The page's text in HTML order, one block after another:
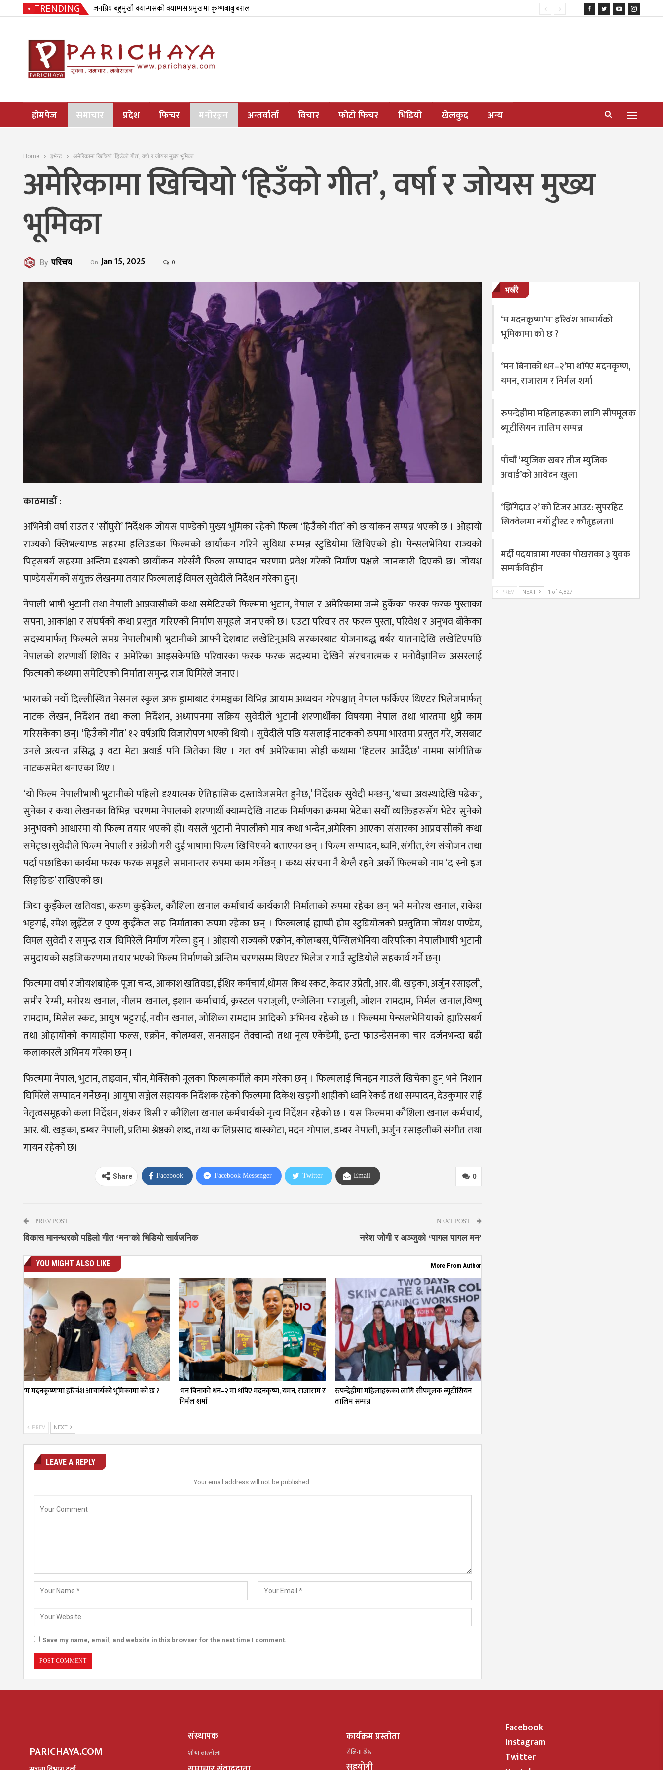
TRENDING जनप्रिय बहुमुखी क्याम्पसको क्याम्पस प्रमुखमा कृष्णबाबु बराल
होमपेज समाचार प्रदेश फिचर मनोरञ्जन अन्तर्वार्ता विचार फोटो फिचर भिडियो खेलकुद अन्य
Home इभेन्ट अमेरिकामा खिचियो ‘हिउँको गीत’, वर्षा र जोयस मुख्य भूमिका
अमेरिकामा खिचियो ‘हिउँको गीत’, वर्षा र जोयस मुख्य
भूमिका
By परिचय On Jan 15, 2025 0
काठमाडौँ :
अभिनेत्री वर्षा राउत र ‘साँघुरो’ निर्देशक जोयस पाण्डेको मुख्य भूमिका रहेको फिल्म ‘हिउँको गीत’ को छायांकन सम्पन्न भएको छ । ओहायो
राज्यको क्लिभल्याण्ड सहरमा हलिउडका फिल्मको छायाँकन गरिने सुविधा सम्पन्न स्टुडियोमा खिचिएको हो। पेन्सलभेनिया राज्यको
पिट्सबर्ग सहरमा अन्तिम दृश्यको छायाँकन गरेसँगै फिल्म सम्पादन चरणमा प्रवेश गरेको निर्माण पक्षले जानकारी दिएको छ। जोयश
पाण्डेयसँगको संयुक्त लेखनमा तयार फिल्मलाई विमल सुवेदीले निर्देशन गरेका हुन्।
नेपाली भाषी भुटानी तथा नेपाली आप्रवासीको कथा समेटिएको फिल्ममा भुटान, नेपाल र अमेरिकामा जन्मे हुर्केका फरक फरक पुस्ताका
सपना, आकांक्षा र संघर्षको कथा प्रस्तुत गरिएको निर्माण समूहले जनाएको छ। एउटा परिवार तर फरक पुस्ता, परिवेश र अनुभव बोकेका
सदस्यमार्फत् फिल्मले समग्र नेपालीभाषी भुटानीको आफ्नै देशबाट लखेटिनुअघि सरकारबाट योजनाबद्ध बर्बर यातनादेखि लखेटिएपछि
नेपालको शरणार्थी शिविर र अमेरिका आइसकेपछि परिवारका फरक फरक सदस्यमा देखिने संरचनात्मक र मनोवैज्ञानिक असरलाई
फिल्मको कथ्यमा समेटिएको निर्माता समुन्द्र राज घिमिरेले जनाए।
भारतको नयाँ दिल्लीस्थित नेसनल स्कुल अफ ड्रामाबाट रंगमञ्चका विभिन्न आयाम अध्ययन गरेपश्चात् नेपाल फर्किएर थिएटर भिलेजमार्फत्
नाटक लेखन, निर्देशन तथा कला निर्देशन, अध्यापनमा सक्रिय सुवेदीले भुटानी शरणार्थीका विषयमा नेपाल तथा भारतमा थुप्रै काम
गरिसकेका छन्। ‘हिउँको गीत’ १२ वर्षअघि विजारोपण भएको थियो । सुवेदीले पछि यसलाई नाटकको रुपमा भारतमा प्रस्तुत गरे, जसबाट
उनले अत्यन्त प्रसिद्ध ३ वटा मेटा अवार्ड पनि जितेका थिए । गत वर्ष अमेरिकामा सोही कथामा ‘हिटलर आउँदैछ’ नाममा सांगीतिक
नाटकसमेत बनाएका थिए ।
‘यो फिल्म नेपालीभाषी भुटानीको पहिलो दृश्यात्मक ऐतिहासिक दस्तावेजसमेत हुनेछ,’ निर्देशक सुवेदी भन्छन्, ‘बच्चा अवस्थादेखि पढेका,
सुनेका र कथा लेखनका विभिन्न चरणमा नेपालको शरणार्थी क्याम्पदेखि नाटक निर्माणका क्रममा भेटेका सयौँ व्यक्तिहरुसँग भेटेर सुनेको
अनुभवको आधारमा यो फिल्म तयार भएको हो। यसले भुटानी नेपालीको मात्र कथा भन्दैन,अमेरिका आएका संसारका आप्रवासीको कथा
समेट्छ।सुवेदीले फिल्म नेपाली र अंग्रेजी गरी दुई भाषामा फिल्म खिचिएको बताएका छन् । फिल्म सम्पादन, ध्वनि, संगीत, रंग संयोजन तथा
पर्दा पछाडिका कार्यमा फरक फरक समूहले समानान्तर रुपमा काम गर्नेछन् । कथ्य संरचना नै बेग्लै रहने अर्को फिल्मको नाम ‘द स्नो इज
सिङ्ङिङ’ राखिएको छ।
जिया कुइँकेल खतिवडा, करुण कुइँकेल, कौशिला खनाल कर्माचार्य कार्यकारी निर्माताको रुपमा रहेका छन् भने मनोरथ खनाल, राकेश
भट्टराई, रमेश लुइँटेल र पुण्य कुइँकेल सह निर्माताका रुपमा रहेका छन् । फिल्मलाई ह्याप्पी होम स्टुडियोजको प्रस्तुतिमा जोयश पाण्डेय,
विमल सुवेदी र समुन्द्र राज घिमिरेले निर्माण गरेका हुन् । ओहायो राज्यको एक्रोन, कोलम्बस, पेन्सिलभेनिया वरिपरिका नेपालीभाषी भुटानी
समुदायको सहजिकरणमा तयार भएको फिल्म निर्माणको अन्तिम चरणसम्म थिएटर भिलेज र गाउँ स्टुडियोले सहकार्य गर्ने छन्।
फिल्ममा वर्षा र जोयशबाहेक पूजा चन्द, आकाश खतिवडा, ईशिर कर्मचार्य,थोमस किथ स्कट, केदार उप्रेती, आर. बी. खड्का, अर्जुन रसाइली,
समीर रेग्मी, मनोरथ खनाल, नीलम खनाल, इशान कर्माचार्य, कृस्टल पराजुली, एन्जेलिना पराजृुली, जोशन रामदाम, निर्मल खनाल,विष्णु
रामदाम, मिसेल स्कट, आयुष भट्टराई, नवीन खनाल, जोशिका रामदाम आदिको अभिनय रहेको छ । फिल्ममा पेन्सलभेनियाको ह्यारिसबर्ग
तथा ओहायोको कायाहोगा फल्स, एक्रोन, कोलम्बस, सनसाइन तेक्वान्दो तथा नृत्य एकेडेमी, इन्टा फाउन्डेसनका चार दर्जनभन्दा बढी
कलाकारले अभिनय गरेका छन् ।
फिल्ममा नेपाल, भुटान, ताइवान, चीन, मेक्सिको मूलका फिल्मकर्मीले काम गरेका छन् । फिल्मलाई चिनइन गाउले खिचेका हुन् भने निशान
घिमिरेले सम्पादन गर्नेछन्। आयुषा सञ्जेल सहायक निर्देशक रहेको फिल्ममा दिकेश खड्गी शाहीको ध्वनि रेकर्ड तथा सम्पादन, देउकुमार राई
नेतृत्वसमूहको कला निर्देशन, शंकर बिसी र कौशिला खनाल कर्मचार्यको नृत्य निर्देशन रहेको छ । यस फिल्ममा कौशिला खनाल कर्मचार्य,
आर. बी. खड्का, डम्बर नेपाली, प्रतिमा श्रेष्ठको शब्द, तथा कालिप्रसाद बास्कोटा, मदन गोपाल, डम्बर नेपाली, अर्जुन रसाइलीको संगीत तथा
गायन रहेको छ।
0
Share Facebook Facebook Messenger Twitter Email
PREV POST
विकास मानन्धरको पहिलो गीत ‘मन’को भिडियो सार्वजनिक
NEXT POST
नरेश जोगी र अञ्जुको ‘पागल पागल मन’
YOU MIGHT ALSO LIKE More From Author
‘म मदनकृष्ण’मा हरिवंश आचार्यको भूमिकामा को छ ?
‘मन बिनाको धन–२’मा थपिए मदनकृष्ण, यमन, राजाराम र
निर्मल शर्मा
रुपन्देहीमा महिलाहरूका लागि सीपमूलक ब्यूटीसियन
तालिम सम्पन्न
PREV NEXT
LEAVE A REPLY
Your email address will not be published.
Save my name, email, and website in this browser for the next time I comment.
भर्खरै
‘म मदनकृष्ण’मा हरिवंश आचार्यको
भूमिकामा को छ ?
‘मन बिनाको धन–२’मा थपिए मदनकृष्ण,
यमन, राजाराम र निर्मल शर्मा
रुपन्देहीमा महिलाहरूका लागि सीपमूलक
ब्यूटीसियन तालिम सम्पन्न
पाँचौं ‘म्युजिक खबर तीज म्युजिक
अवार्ड’को आवेदन खुला
‘झिँगेदाउ २’ को टिजर आउट: सुपरहिट
सिक्वेलमा नयाँ ट्वीस्ट र कौतुहलता!
मर्दी पदयात्रामा गएका पोखराका ३ युवक
सम्पर्कविहीन
PREV NEXT 1 of 4,827
PARICHAYA.COM
संस्थापक
शोभा बास्तोला
कार्यक्रम प्रस्तोता
रोजिना श्रेष्ठ
Facebook
Instagram
Twitter